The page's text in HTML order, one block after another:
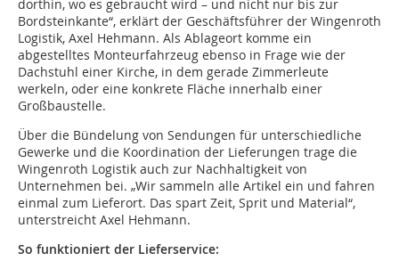
dorthin, wo es gebraucht wird – und nicht nur bis zur
Bordsteinkante“, erklärt der Geschäftsführer der Wingenroth
Logistik, Axel Hehmann. Als Ablageort komme ein
abgestelltes Monteurfahrzeug ebenso in Frage wie der
Dachstuhl einer Kirche, in dem gerade Zimmerleute
werkeln, oder eine konkrete Fläche innerhalb einer
Großbaustelle.
Über die Bündelung von Sendungen für unterschiedliche
Gewerke und die Koordination der Lieferungen trage die
Wingenroth Logistik auch zur Nachhaltigkeit von
Unternehmen bei. „Wir sammeln alle Artikel ein und fahren
einmal zum Lieferort. Das spart Zeit, Sprit und Material“,
unterstreicht Axel Hehmann.
So funktioniert der Lieferservice: